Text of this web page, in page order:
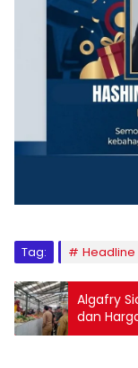
Tag: Headline
Algafry
dan
Lebaran